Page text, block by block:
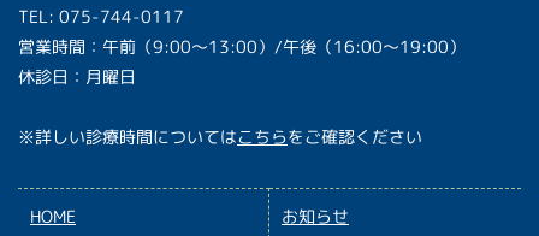
TEL: 075-744-0117
営業時間：午前（9:00〜13:00）/午後（16:00〜19:00）
休診日：月曜日
※詳しい診療時間についてはこちらをご確認ください
HOME お知らせ